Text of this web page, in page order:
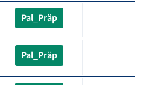
Pal_Präp
Pal_Präp